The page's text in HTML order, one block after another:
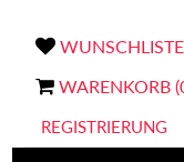
WUNSCHLISTE
WARENKORB
REGISTRIERUNG